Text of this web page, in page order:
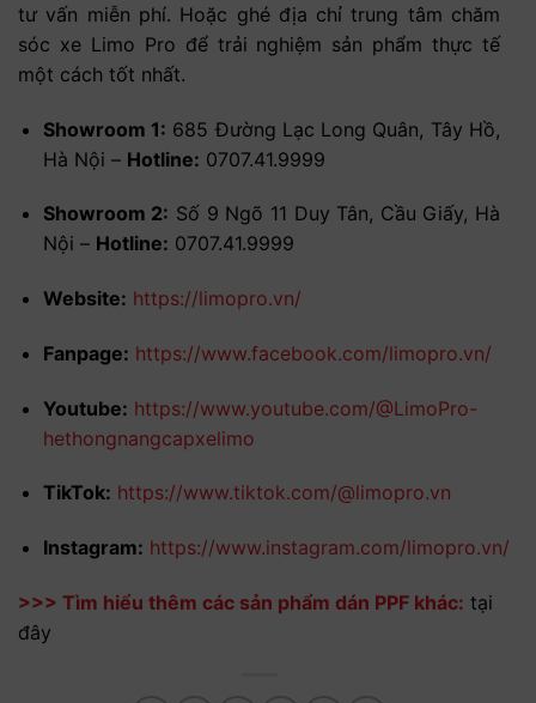
tư vấn miễn phí. Hoặc ghé địa chỉ trung tâm chăm
sóc xe Limo Pro để trải nghiệm sản phẩm thực tế
một cách tốt nhất.
Showroom 1: 685 Đường Lạc Long Quân, Tây Hồ,
Hà Nội – Hotline: 0707.41.9999
Showroom 2: Số 9 Ngõ 11 Duy Tân, Cầu Giấy, Hà
Nội – Hotline: 0707.41.9999
Website: https://limopro.vn/
Fanpage: https://www.facebook.com/limopro.vn/
Youtube: https://www.youtube.com/@LimoPro-
hethongnangcapxelimo
TikTok: https://www.tiktok.com/@limopro.vn
Instagram: https://www.instagram.com/limopro.vn/
>>> Tìm hiểu thêm các sản phẩm dán PPF khác: tại
đây